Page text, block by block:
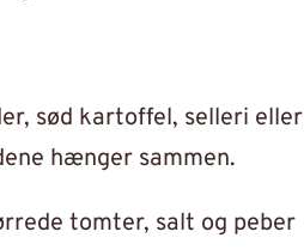
sød kartoffel, selleri eller
hænger sammen.
tomter, salt og peber